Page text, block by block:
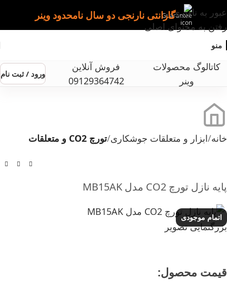
عبور به ناوبری
رفتن به محتوای اصلی
گارانتی نارنجی دو سال نامحدود وینر
منو
کاتالوگ محصولات
وینر
فروش آنلاین
09129364742
ورود / ثبت نام
خانه ابزار و متعلقات جوشکاری تورچ CO2 و متعلقات
پایه نازل تورچ CO2 مدل MB15AK
اتمام موجودی
بزرگنمایی تصویر
قیمت محصول:​